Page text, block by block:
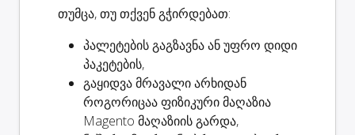
თუმცა, თუ თქვენ გჭირდებათ:
პალეტების გაგზავნაან უფრო დიდი
პაკეტების,
გაყიდვამრავალი არხიდან
როგორიცაა ფიზიკური მაღაზია
Magento მაღაზიის გარდა,